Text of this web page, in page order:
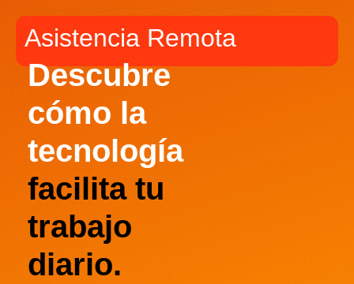
Asistencia Remota
Descubre
cómo la
tecnología
facilita tu
trabajo
diario.